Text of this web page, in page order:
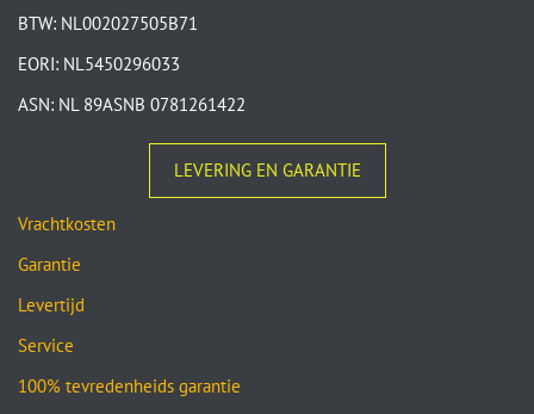
BTW: NL002027505B71
EORI: NL5450296033
ASN: NL 89ASNB 0781261422
LEVERING EN GARANTIE
Vrachtkosten
Garantie
Levertijd
Service
100% tevredenheids garantie